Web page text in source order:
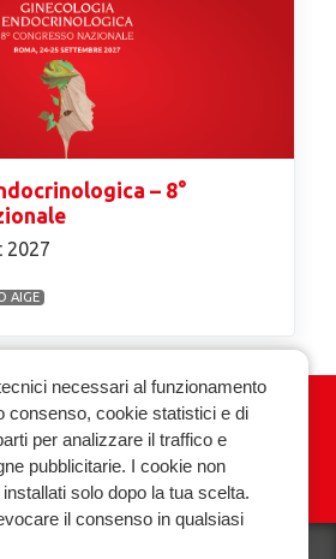
– 8°
2027
AIGE
Associazione Italiana Ginecologia
Endocrinologica
Cookie policy
necessari al funzionamento
consenso, cookie statistici e di
per analizzare il traffico e
pubblicitarie. I cookie non
solo dopo la tua scelta.
il consenso in qualsiasi